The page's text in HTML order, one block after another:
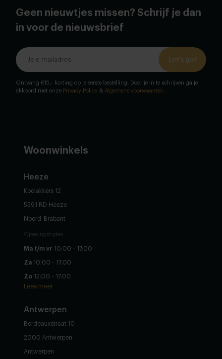
Geen nieuwtjes missen? Schrijf je dan
in voor de nieuwsbrief
Let's go!
Ontvang €15,- korting op je eerste bestelling. Door je in te schrijven ga je
akkoord met onze Privacy Policy & Algemene voorwaarden
Woonwinkels
Heeze
Koolakkers 12
5591 RD Heeze
Noord-Brabant
Openingstijden
Ma t/m vr 10:00 - 17:00
Za 10:00 - 17:00
Zo 12:00 - 17:00
Lees meer
Antwerpen
Bordeauxstraat 10
2000 Antwerpen
Antwerpen